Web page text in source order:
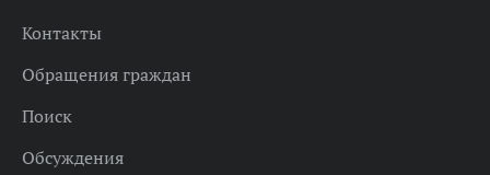
Контакты
Обращения граждан
Поиск
Обсуждения